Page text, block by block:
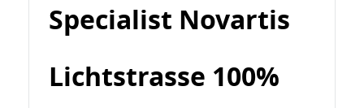
Hut zu bringen. Kinder und Jugendliche sollten sich
jederzeit rundum gut aufgehoben fühlen und in ihrer
Bei familea setzen sich täglich 580 Mitarbeitende ein,